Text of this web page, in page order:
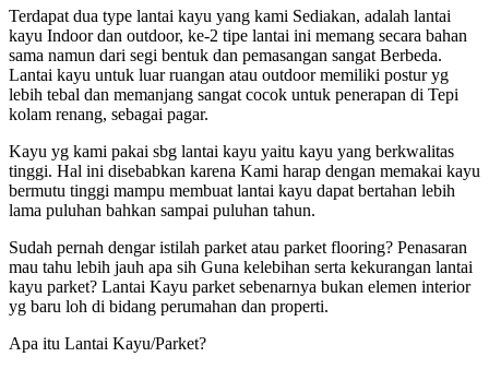
Terdapat dua type lantai kayu yang kami Sediakan, adalah lantai
kayu Indoor dan outdoor, ke-2 tipe lantai ini memang secara bahan
sama namun dari segi bentuk dan pemasangan sangat Berbeda.
Lantai kayu untuk luar ruangan atau outdoor memiliki postur yg
lebih tebal dan memanjang sangat cocok untuk penerapan di Tepi
kolam renang, sebagai pagar.
Kayu yg kami pakai sbg lantai kayu yaitu kayu yang berkwalitas
tinggi. Hal ini disebabkan karena Kami harap dengan memakai kayu
bermutu tinggi mampu membuat lantai kayu dapat bertahan lebih
lama puluhan bahkan sampai puluhan tahun.
Sudah pernah dengar istilah parket atau parket flooring? Penasaran
mau tahu lebih jauh apa sih Guna kelebihan serta kekurangan lantai
kayu parket? Lantai Kayu parket sebenarnya bukan elemen interior
yg baru loh di bidang perumahan dan properti.
Apa itu Lantai Kayu/Parket?